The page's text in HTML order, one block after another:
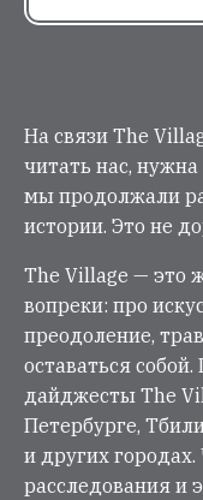
На связи The
читать нас,
мы продолжали
истории. Это не
The Village — это
вопреки: про
преодоление,
оставаться
дайджесты The
Петербурге,
и других
расследования и